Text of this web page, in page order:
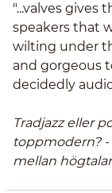
"...valves gives
speakers that
wilting under
and gorgeous
decidedly
Tradjazz eller
toppmodern? -
mellan